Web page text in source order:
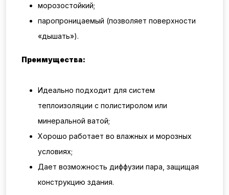
морозостойкий;
паропроницаемый (позволяет поверхности
«дышать»).
Преимущества:
Идеально подходит для систем
теплоизоляции с полистиролом или
минеральной ватой;
Хорошо работает во влажных и морозных
условиях;
Дает возможность диффузии пара, защищая
конструкцию здания.